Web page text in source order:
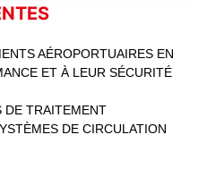
AÉROPORTUAIRES EN
ET À LEUR SÉCURITÉ
DE TRAITEMENT
DE CIRCULATION